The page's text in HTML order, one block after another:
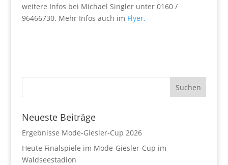
weitere Infos bei Michael Singler unter 0160 /
96466730. Mehr Infos auch im Flyer.
Neueste Beiträge
Ergebnisse Mode-Giesler-Cup 2026
Heute Finalspiele im Mode-Giesler-Cup im
Waldseestadion